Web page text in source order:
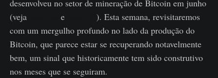
desenvolveu no setor de mineração de Bitcoin em junho
(veja
e
). Esta semana, revisitaremos
com um mergulho profundo no lado da produção do
Bitcoin, que parece estar se recuperando notavelmente
bem, um sinal que historicamente tem sido construtivo
nos meses que se seguiram.